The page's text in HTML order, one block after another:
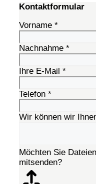
Kontaktformular
Vorname *
Nachnahme *
Ihre E-Mail *
Telefon *
Wir können wir
Möchten Sie Dateien
mitsenden?